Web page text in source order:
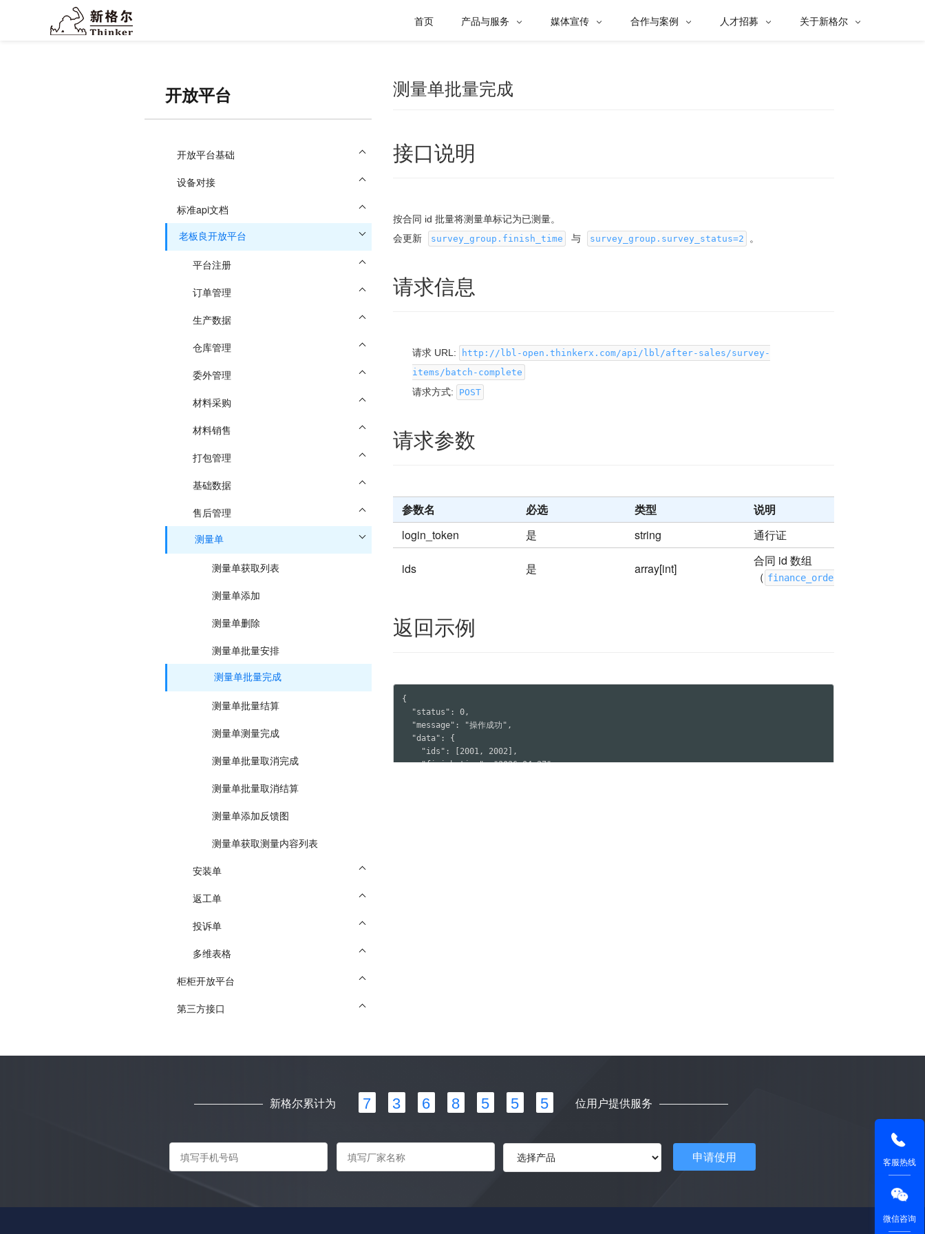
首页 产品与服务  媒体宣传  合作与案例  人才招募  关于新格尔 
开放平台
开放平台基础
设备对接
标准api文档
老板良开放平台
平台注册
订单管理
生产数据
仓库管理
委外管理
材料采购
材料销售
打包管理
基础数据
售后管理
测量单
测量单获取列表
测量单添加
测量单删除
测量单批量安排
测量单批量完成
测量单批量结算
测量单测量完成
测量单批量取消完成
测量单批量取消结算
测量单添加反馈图
测量单获取测量内容列表
安装单
返工单
投诉单
多维表格
柜柜开放平台
第三方接口
测量单批量完成
接口说明
按合同 id 批量将测量单标记为已测量。
会更新
survey_group.finish_time 与 survey_group.survey_status=2 。
请求信息
请求 URL:
http://lbl-open.thinkerx.com/api/lbl/after-sales/survey-
items/batch-complete
请求方式: POST
请求参数
参数名 必选 类型
说明
login_token
是 string 通行证
ids 是 array[int]
合同 id 数组
（ finance_order_group.id
返回示例
{
"status": 0,
"message": "操作成功",
"data": {
"ids": [2001, 2002],
"finish_time": "2026-04-27"
新格尔累计为 7 3 6 8 5 5 5 位用户提供服务
申请使用 客服热线
微信咨询